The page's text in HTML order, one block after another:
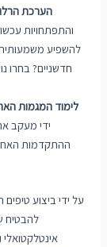
הערכת
והתפתחויות
להשפיע
חדשניים? בחרו
לימוד המגמות
ידי מעקב
ההתקדמות
על ידי ביצוע
להבטיח